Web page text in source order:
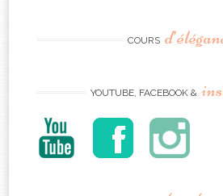
COURS
YOUTUBE, FACEBOOK &